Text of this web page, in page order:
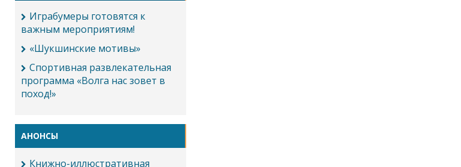
Играбумеры готовятся к
важным мероприятиям!
«Шукшинские мотивы»
Спортивная развлекательная
программа «Волга нас зовет в
поход!»
АНОНСЫ
Книжно-иллюстративная